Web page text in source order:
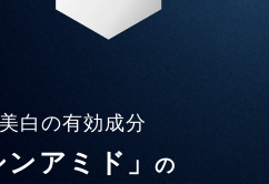
白の有効成分
ンアミド」の